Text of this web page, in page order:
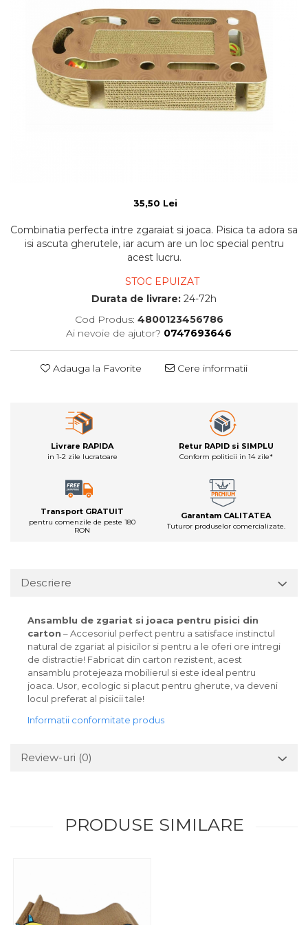
35,50 Lei
Combinatia perfecta intre zgaraiat si joaca. Pisica ta adora sa
isi ascuta gherutele, iar acum are un loc special pentru
acest lucru.
STOC EPUIZAT
Durata de livrare: 24-72h
Cod Produs: 4800123456786
Ai nevoie de ajutor? 0747693646
Adauga la Favorite Cere informatii
Livrare RAPIDA
in 1-2 zile lucratoare
Retur RAPID si SIMPLU
Conform politicii in 14 zile*
Transport GRATUIT
pentru comenzile de peste 180
RON
Garantam CALITATEA
Tuturor produselor comercializate.
Descriere
Ansamblu de zgariat si joaca pentru pisici din
carton – Accesoriul perfect pentru a satisface instinctul
natural de zgariat al pisicilor si pentru a le oferi ore intregi
de distractie! Fabricat din carton rezistent, acest
ansamblu protejeaza mobilierul si este ideal pentru
joaca. Usor, ecologic si placut pentru gherute, va deveni
locul preferat al pisicii tale!
Informatii conformitate produs
Review-uri (0)
PRODUSE SIMILARE